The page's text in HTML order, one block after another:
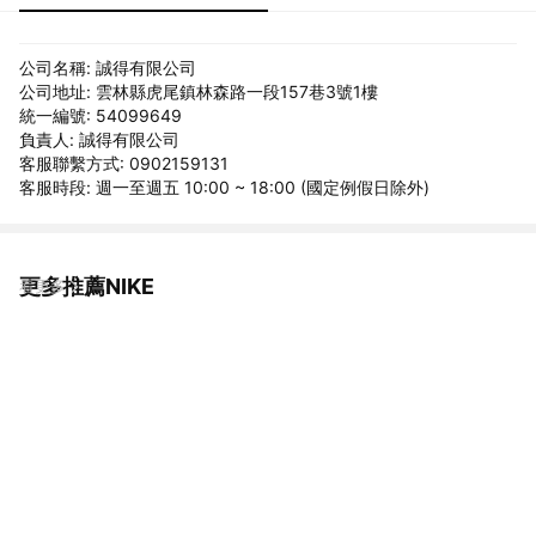
公司名稱: 誠得有限公司
公司地址: 雲林縣虎尾鎮林森路一段157巷3號1樓
統一編號: 54099649
負責人: 誠得有限公司
客服聯繫方式: 0902159131
客服時段: 週一至週五 10:00 ~ 18:00 (國定例假日除外)
更多推薦NIKE
看更多